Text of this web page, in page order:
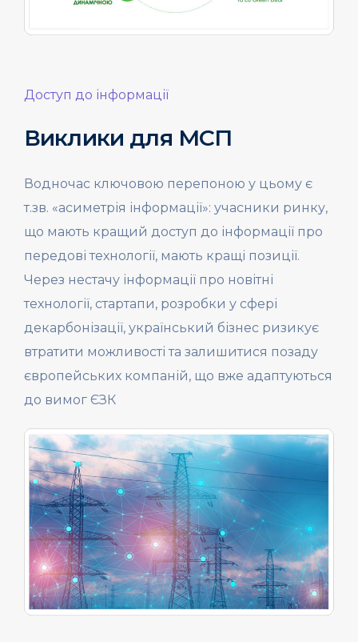
Доступ до інформації
Виклики для МСП
Водночас ключовою перепоною у цьому є
т.зв. «асиметрія інформації»: учасники ринку,
що мають кращий доступ до інформації про
передові технології, мають кращі позиції.
Через нестачу інформації про новітні
технології, стартапи, розробки у сфері
декарбонізації, український бізнес ризикує
втратити можливості та залишитися позаду
європейських компаній, що вже адаптуються
до вимог ЄЗК